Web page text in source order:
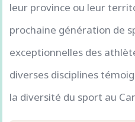
leur province ou leur
prochaine génération de
exceptionnelles des
diverses disciplines
la diversité du sport au